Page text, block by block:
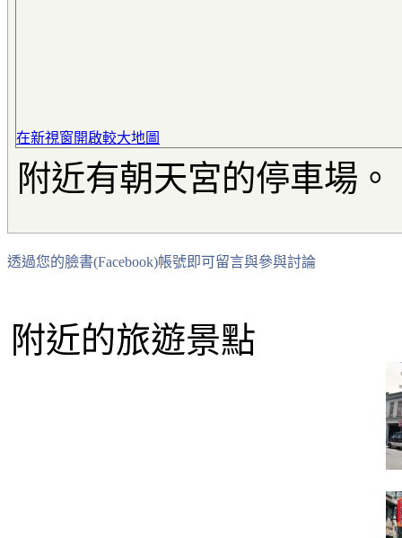
在新視窗開啟較大地圖
附近有朝天宮的停車場。
透過您的臉書(Facebook)帳號即可留言與參與討論
附近的旅遊景點